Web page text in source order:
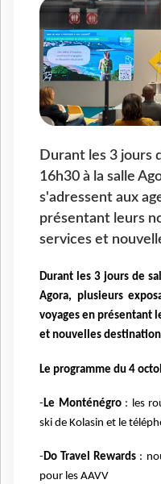
Durant les 3 jours
16h30 à la salle
s'adressent aux
présentant leurs
services et
Durant les 3 jours de
Agora, plusieurs
voyages en présentant
et nouvelles
Le programme du 4
-Le Monténégro: les
ski de Kolasin et le
-Do Travel Rewards :
pour les AAVV